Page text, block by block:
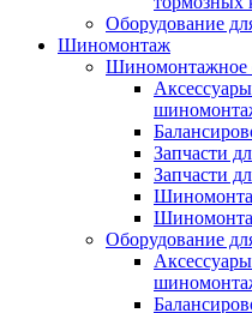
Оборудование
Шиномонтаж
Шиномонтажное
Запчасти
Запчасти
Оборудование